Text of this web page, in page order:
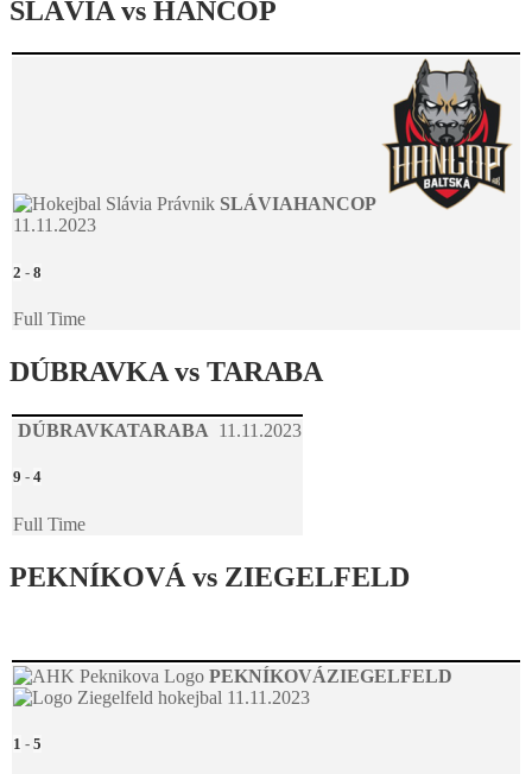
SLÁVIA vs HANCOP
SLÁVIAHANCOP
11.11.2023
2 - 8
Full Time
DÚBRAVKA vs TARABA
DÚBRAVKATARABA 11.11.2023
9 - 4
Full Time
PEKNÍKOVÁ vs ZIEGELFELD
PEKNÍKOVÁZIEGELFELD
11.11.2023
1 - 5